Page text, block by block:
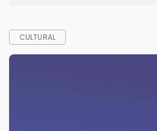
CULTURAL